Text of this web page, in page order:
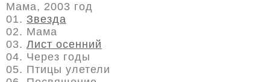
Мама, 2003 год
01. Звезда
02. Мама
03. Лист осенний
04. Через годы
05. Птицы улетели